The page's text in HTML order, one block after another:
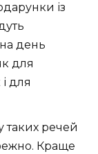
із
день
для
для
речей
Краще